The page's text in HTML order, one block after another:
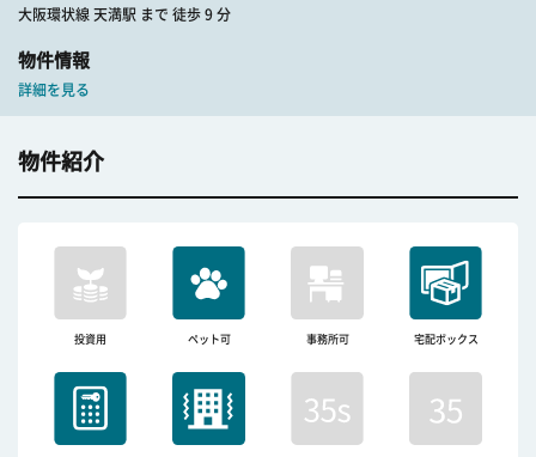
大阪環状線 天満駅 まで 徒歩 9 分
物件情報
詳細を見る
物件紹介
投資用 ペット可 事務所可 宅配ボックス